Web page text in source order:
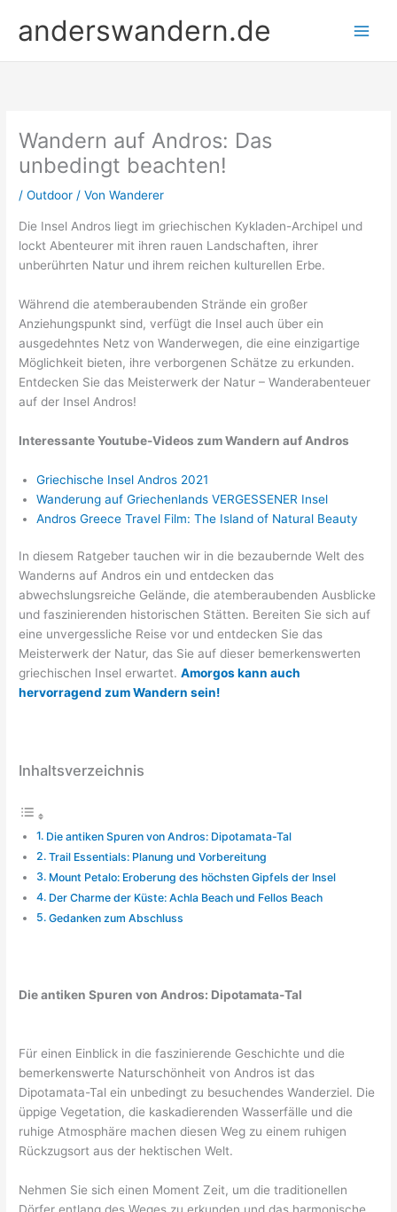
Inhaltanderswandern.de
Wandern auf Andros: Das
unbedingt beachten!
/Outdoor / VonWanderer
Die Insel Andros liegt im griechischen Kykladen-Archipel und
lockt Abenteurer mit ihren rauen Landschaften, ihrer
unberührten Natur und ihrem reichen kulturellen Erbe.
Während die atemberaubenden Strände ein großer
Anziehungspunkt sind, verfügt die Insel auch über ein
ausgedehntes Netz von Wanderwegen, die eine einzigartige
Möglichkeit bieten, ihre verborgenen Schätze zu erkunden.
Entdecken Sie das Meisterwerk der Natur – Wanderabenteuer
auf der Insel Andros!
Interessante Youtube-Videos zum Wandern auf Andros
Griechische Insel Andros 2021
Wanderung auf Griechenlands VERGESSENER Insel
Andros Greece Travel Film: The Island of Natural Beauty
In diesem Ratgeber tauchen wir in die bezaubernde Welt des
Wanderns auf Andros ein und entdecken das
abwechslungsreiche Gelände, die atemberaubenden Ausblicke
und faszinierenden historischen Stätten. Bereiten Sie sich auf
eine unvergessliche Reise vor und entdecken Sie das
Meisterwerk der Natur, das Sie auf dieser bemerkenswerten
griechischen Insel erwartet.Amorgos kann auch
hervorragend zum Wandern sein!
Inhaltsverzeichnis
Die antiken Spuren von Andros: Dipotamata-Tal
Trail Essentials: Planung und Vorbereitung
Mount Petalo: Eroberung des höchsten Gipfels der Insel
Der Charme der Küste: Achla Beach und Fellos Beach
Gedanken zum Abschluss
Die antiken Spuren von Andros: Dipotamata-Tal
Für einen Einblick in die faszinierende Geschichte und die
bemerkenswerte Naturschönheit von Andros ist das
Dipotamata-Tal ein unbedingt zu besuchendes Wanderziel. Die
üppige Vegetation, die kaskadierenden Wasserfälle und die
ruhige Atmosphäre machen diesen Weg zu einem ruhigen
Rückzugsort aus der hektischen Welt.
Nehmen Sie sich einen Moment Zeit, um die traditionellen